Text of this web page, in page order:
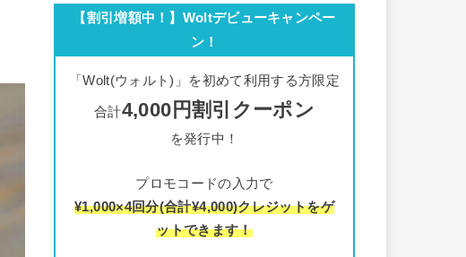
【割引増額中！】Woltデビューキャンペー
ン！
「Wolt(ウォルト)」を初めて利用する方限定
合計4,000円割引クーポン
を発行中！
プロモコードの入力で
¥1,000×4回分(合計¥4,000)クレジットをゲ
ットできます！